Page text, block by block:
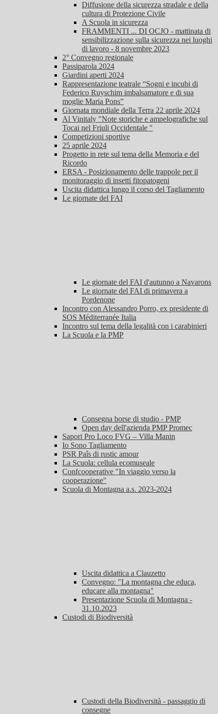
Diffusione della sicurezza stradale e della
cultura di Protezione Civile
A Scuola in sicurezza
FRAMMENTI ... DI OCJO - mattinata di
sensibilizzazione sulla sicurezza nei luoghi
di lavoro - 8 novembre 2023
2° Convegno regionale
Passiparola 2024
Giardini aperti 2024
Rappresentazione teatrale “Sogni e incubi di
Federico Ruyschim imbalsamatore e di sua
moglie Maria Pons”
Giornata mondiale della Terra 22 aprile 2024
Al Vinitaly "Note storiche e ampelografiche sul
Tocai nel Friuli Occidentale "
Competizioni sportive
25 aprile 2024
Progetto in rete sul tema della Memoria e del
Ricordo
ERSA - Posizionamento delle trappole per il
monitoraggio di insetti fitopatogeni
Uscita didattica lungo il corso del Tagliamento
Le giornate del FAI
Le giornate del FAI d'autunno a Navarons
Le giornate del FAI di primavera a
Pordenone
Incontro con Alessandro Porro, ex presidente di
SOS Méditerranée Italia
Incontro sul tema della legalità con i carabinieri
La Scuola e la PMP
Consegna borse di studio - PMP
Open day dell'azienda PMP Promec
Sapori Pro Loco FVG – Villa Manin
Io Sono Tagliamento
PSR Paîs di rustic amour
La Scuola: cellula ecomuseale
Confcooperative "In viaggio verso la
cooperazione"
Scuola di Montagna a.s. 2023-2024
Uscita didattica a Clauzetto
Convegno: "La montagna che educa,
educare alla montagna"
Presentazione Scuola di Montagna -
31.10.2023
Custodi di Biodiversità
Custodi della Biodiversità - passaggio di
consegne